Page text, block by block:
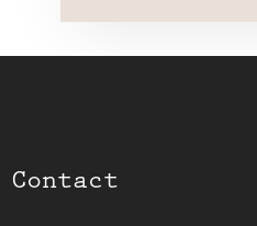
Contact